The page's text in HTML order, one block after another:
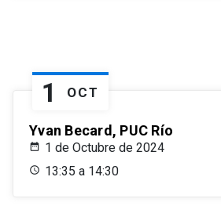
1 OCT
Yvan Becard, PUC Río
1 de Octubre de 2024
13:35 a 14:30